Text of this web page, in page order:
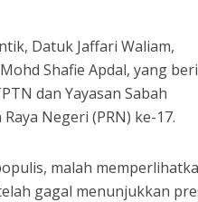
Datuk Jaffari Waliam,
Shafie Apdal, yang
dan Yayasan Sabah
Negeri (PRN) ke-17.
malah
gagal menunjukkan